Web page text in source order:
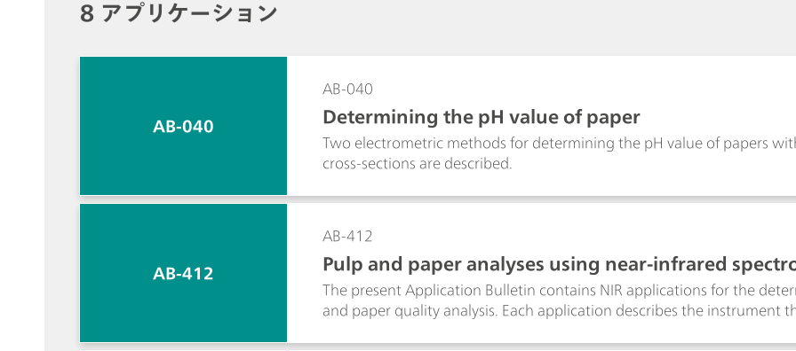
8 アプリケーション
AB-040
AB-040
Determining the pH value of paper
Two electrometric methods for determining the pH value of papers
cross-sections are described.
AB-412
AB-412
Pulp and paper analyses using near-infrared
The present Application Bulletin contains NIR applications for the
and paper quality analysis. Each application describes the instrument